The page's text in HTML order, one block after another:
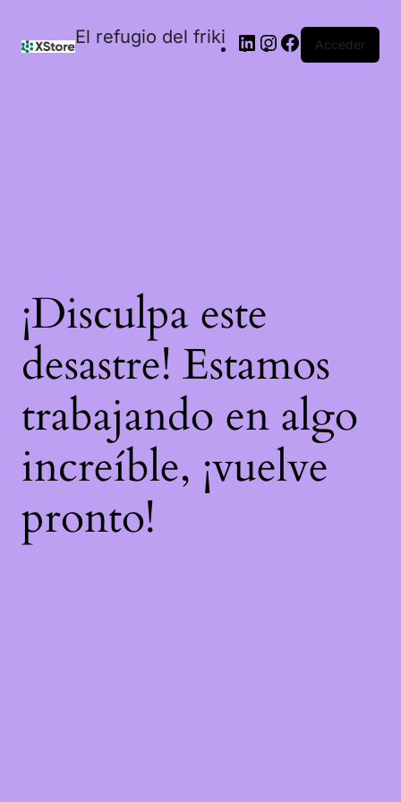
El refugio del friki Acceder
¡Disculpa este
desastre! Estamos
trabajando en algo
increíble, ¡vuelve
pronto!